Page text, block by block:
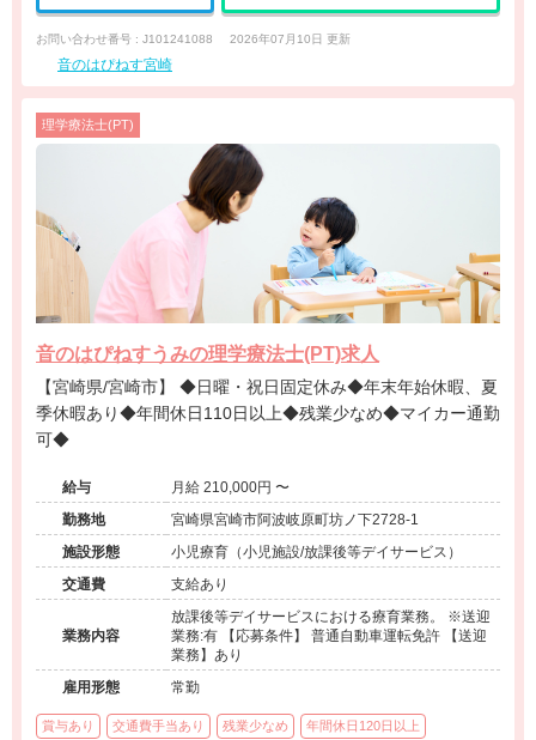
お問い合わせ番号 : J101241088 2026年07月10日 更新
音のはぴねす宮崎
理学療法士(PT)
音のはぴねすうみの理学療法士(PT)求人
【宮崎県/宮崎市】 ◆日曜・祝日固定休み◆年末年始休暇、夏
季休暇あり◆年間休日110日以上◆残業少なめ◆マイカー通勤
可◆
給与
月給 210,000円 〜
勤務地
宮崎県宮崎市阿波岐原町坊ノ下2728-1
施設形態
小児療育（小児施設/放課後等デイサービス）
交通費
支給あり
業務内容
放課後等デイサービスにおける療育業務。 ※送迎
業務:有 【応募条件】 普通自動車運転免許 【送迎
業務】あり
雇用形態
常勤
賞与あり 交通費手当あり 残業少なめ 年間休日120日以上